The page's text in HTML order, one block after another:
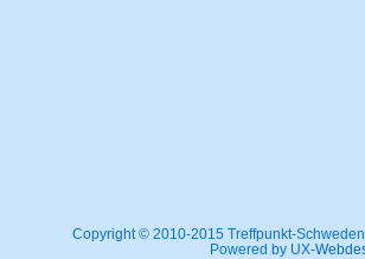
Copyright © 2010-2015 Treffpunkt-
Powered by UX-